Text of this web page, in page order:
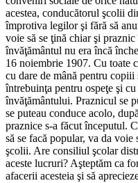
acestea, conducătorul şcolii
împrotiva legilor şi fără să
voie să se ţină chiar şi
învăţământul nu era încă
16 noiembrie 1907. Cu toate
cu dare de mână pentru
întrebuinţa pentru ospeţe şi
învăţământului. Praznicul se
se puteau conduce acolo,
praznice s-a făcut începutul.
să se facă popular, va da
şcolii. Are consiliul şcolar
aceste lucruri? Aşteptăm ca
afacerii acesteia şi să